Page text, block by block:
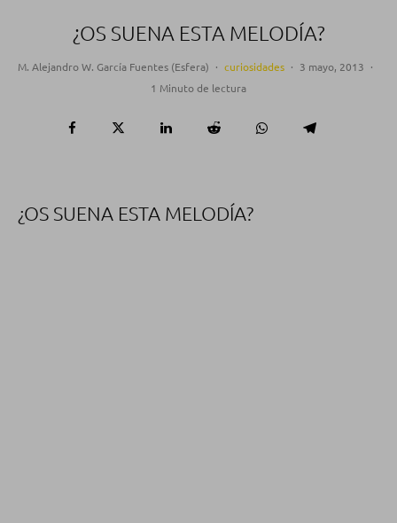
¿OS SUENA ESTA MELODÍA?
M. Alejandro W. García Fuentes (Esfera) · curiosidades · 3 mayo, 2013 ·
1 Minuto de lectura
¿OS SUENA ESTA MELODÍA?